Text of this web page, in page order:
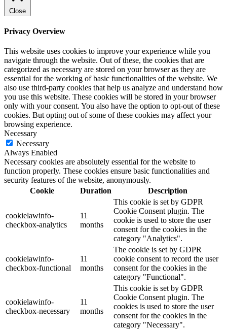
Close
Privacy Overview
This website uses cookies to improve your experience while you
navigate through the website. Out of these, the cookies that are
categorized as necessary are stored on your browser as they are
essential for the working of basic functionalities of the website. We
also use third-party cookies that help us analyze and understand how
you use this website. These cookies will be stored in your browser
only with your consent. You also have the option to opt-out of these
cookies. But opting out of some of these cookies may affect your
browsing experience.
Necessary
Necessary
Always Enabled
Necessary cookies are absolutely essential for the website to
function properly. These cookies ensure basic functionalities and
security features of the website, anonymously.
Cookie
Duration Description
cookielawinfo-
checkbox-analytics
11
months
This cookie is set by GDPR
Cookie Consent plugin. The
cookie is used to store the user
consent for the cookies in the
category "Analytics".
cookielawinfo-
checkbox-functional
11
months
The cookie is set by GDPR
cookie consent to record the user
consent for the cookies in the
category "Functional".
cookielawinfo-
checkbox-necessary
11
months
This cookie is set by GDPR
Cookie Consent plugin. The
cookies is used to store the user
consent for the cookies in the
category "Necessary".